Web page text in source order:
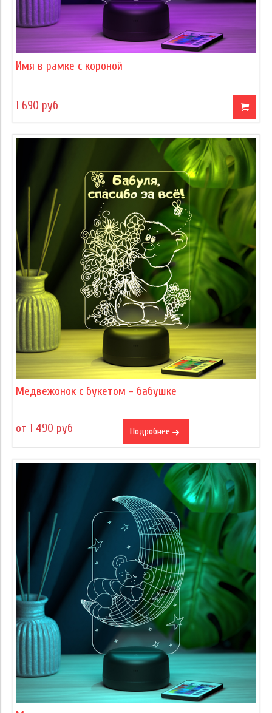
Имя в рамке с короной
1 690 руб
Медвежонок с букетом - бабушке
от 1 490 руб Подробнее